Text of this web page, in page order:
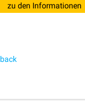
zu den Informationen
back